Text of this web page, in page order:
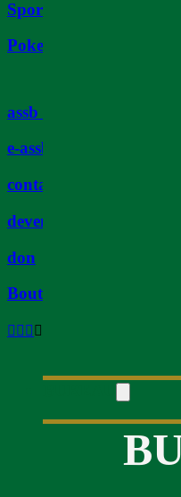
Sport Boule
Poker
assb tv
e-assb
contact
devenir membre
don
Boutique